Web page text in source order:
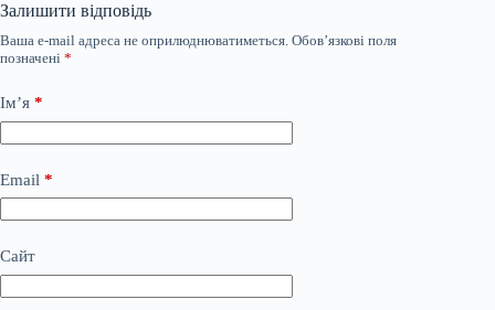
Залишити відповідь
Ваша e-mail адреса не оприлюднюватиметься. Обов’язкові поля
позначені *
Ім’я *
Email *
Сайт